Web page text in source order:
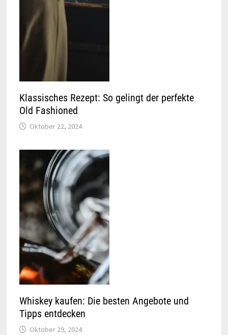
Klassisches Rezept: So gelingt der perfekte
Old Fashioned
Oktober 22, 2024
Whiskey kaufen: Die besten Angebote und
Tipps entdecken
Oktober 29, 2024